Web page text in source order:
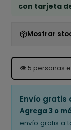
con tarjeta
Mostrar
👁️ 5 personas
Envío gratis
Agrega 3 o
envío gratis a